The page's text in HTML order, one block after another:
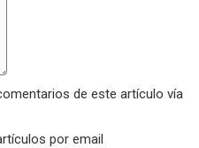
de este artículo vía
por email